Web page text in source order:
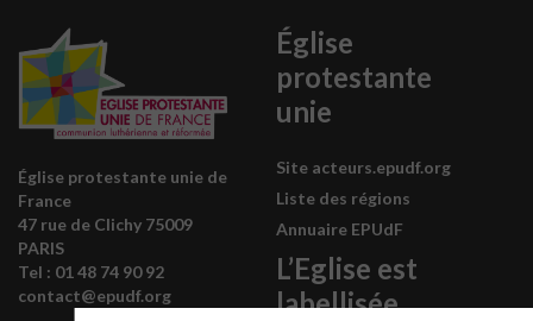
Église protestante unie de
France
47 rue de Clichy 75009
PARIS
Tel : 01 48 74 90 92
contact@epudf.org
Église
protestante
unie
Site acteurs.epudf.org
Liste des régions
Annuaire EPUdF
L’Eglise est
labellisée